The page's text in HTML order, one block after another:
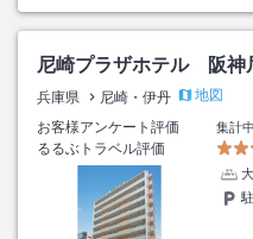
尼崎プラザホテル 阪神
兵庫県 尼崎・伊丹
地図
お客様アンケート評価
集計中
るるぶトラベル評価